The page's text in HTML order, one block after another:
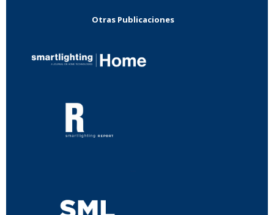
Otras Publicaciones